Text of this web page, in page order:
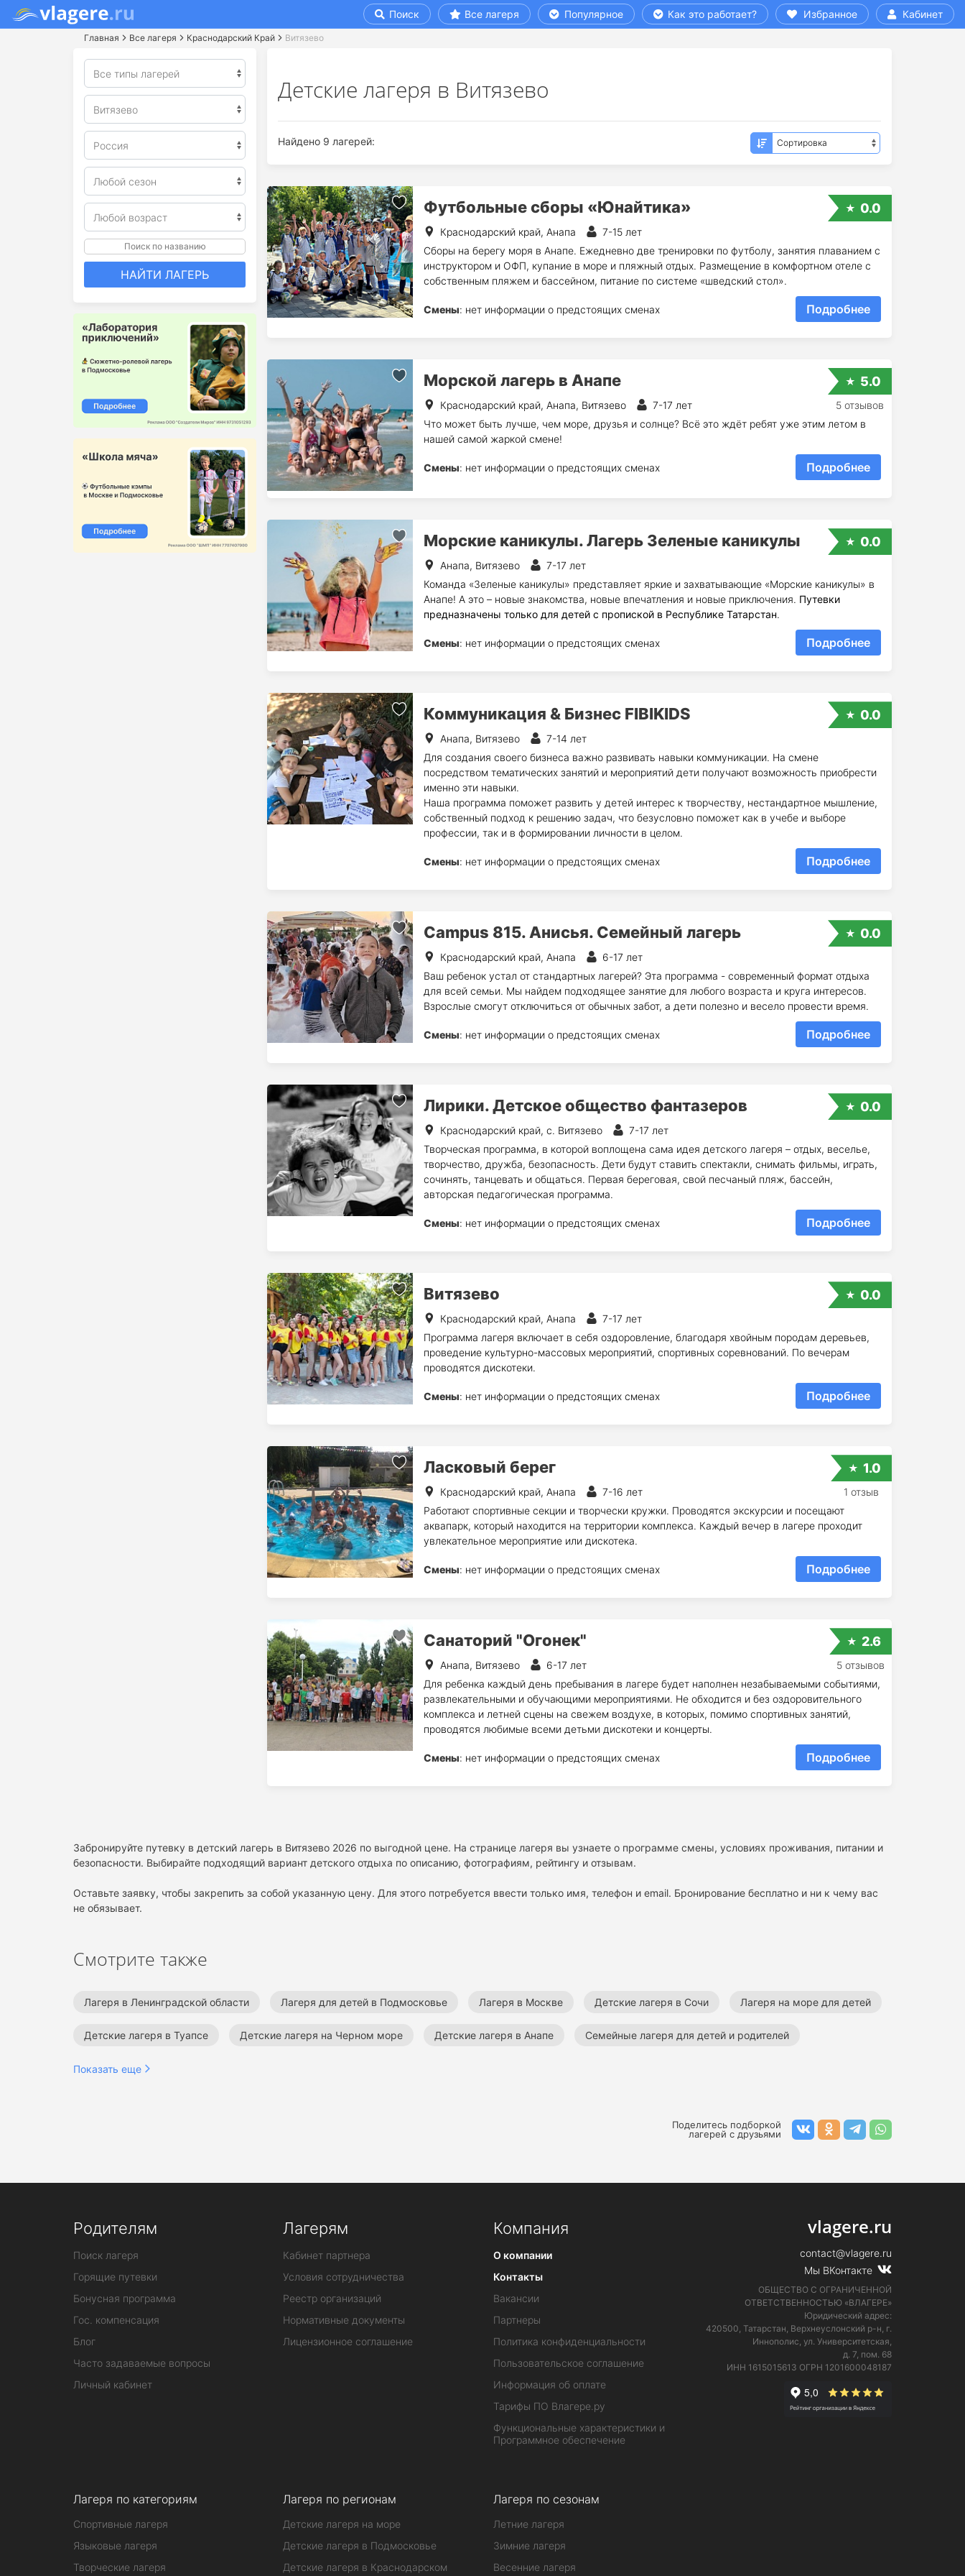
Поиск Все лагеря Популярное Как это работает? Избранное Кабинет
Главная Все лагеря Краснодарский Край Витязево
Поиск по названию
НАЙТИ ЛАГЕРЬ
Детские лагеря в Витязево
Найдено 9 лагерей:
Футбольные сборы «Юнайтика»
Краснодарский край, Анапа
7-15 лет
Сборы на берегу моря в Анапе. Ежедневно две тренировки по футболу, занятия плаванием с
инструктором и ОФП, купание в море и пляжный отдых. Размещение в комфортном отеле с
собственным пляжем и бассейном, питание по системе «шведский стол».
Смены: нет информации о предстоящих сменах Подробнее
0.0
Морской лагерь в Анапе
Краснодарский край, Анапа, Витязево
7-17 лет
Что может быть лучше, чем море, друзья и солнце? Всё это ждёт ребят уже этим летом в
нашей самой жаркой смене!
Смены: нет информации о предстоящих сменах Подробнее
5.0
5 отзывов
Морские каникулы. Лагерь Зеленые каникулы
Анапа, Витязево
7-17 лет
Команда «Зеленые каникулы» представляет яркие и захватывающие «Морские каникулы» в
Анапе! А это – новые знакомства, новые впечатления и новые приключения. Путевки
предназначены только для детей с пропиской в Республике Татарстан.
Смены: нет информации о предстоящих сменах Подробнее
0.0
Коммуникация & Бизнес FIBIKIDS
Анапа, Витязево
7-14 лет
Для создания своего бизнеса важно развивать навыки коммуникации. На смене
посредством тематических занятий и мероприятий дети получают возможность приобрести
именно эти навыки.
Наша программа поможет развить у детей интерес к творчеству, нестандартное мышление,
собственный подход к решению задач, что безусловно поможет как в учебе и выборе
профессии, так и в формировании личности в целом.
Смены: нет информации о предстоящих сменах Подробнее
0.0
Campus 815. Анисья. Семейный лагерь
Краснодарский край, Анапа
6-17 лет
Ваш ребенок устал от стандартных лагерей? Эта программа - современный формат отдыха
для всей семьи. Мы найдем подходящее занятие для любого возраста и круга интересов.
Взрослые смогут отключиться от обычных забот, а дети полезно и весело провести время.
Смены: нет информации о предстоящих сменах Подробнее
0.0
Лирики. Детское общество фантазеров
Краснодарский край, с. Витязево
7-17 лет
Творческая программа, в которой воплощена сама идея детского лагеря – отдых, веселье,
творчество, дружба, безопасность. Дети будут ставить спектакли, снимать фильмы, играть,
сочинять, танцевать и общаться. Первая береговая, свой песчаный пляж, бассейн,
авторская педагогическая программа.
Смены: нет информации о предстоящих сменах Подробнее
0.0
Витязево
Краснодарский край, Анапа
7-17 лет
Программа лагеря включает в себя оздоровление, благодаря хвойным породам деревьев,
проведение культурно-массовых мероприятий, спортивных соревнований. По вечерам
проводятся дискотеки.
Смены: нет информации о предстоящих сменах Подробнее
0.0
Ласковый берег
Краснодарский край, Анапа
7-16 лет
Работают спортивные секции и творчески кружки. Проводятся экскурсии и посещают
аквапарк, который находится на территории комплекса. Каждый вечер в лагере проходит
увлекательное мероприятие или дискотека.
Смены: нет информации о предстоящих сменах Подробнее
1.0
1 отзыв
Санаторий "Огонек"
Анапа, Витязево
6-17 лет
Для ребенка каждый день пребывания в лагере будет наполнен незабываемыми событиями,
развлекательными и обучающими мероприятиями. Не обходится и без оздоровительного
комплекса и летней сцены на свежем воздухе, в которых, помимо спортивных занятий,
проводятся любимые всеми детьми дискотеки и концерты.
Смены: нет информации о предстоящих сменах Подробнее
2.6
5 отзывов
Забронируйте путевку в детский лагерь в Витязево 2026 по выгодной цене. На странице лагеря вы узнаете о программе смены, условиях проживания, питании и
безопасности. Выбирайте подходящий вариант детского отдыха по описанию, фотографиям, рейтингу и отзывам.
Оставьте заявку, чтобы закрепить за собой указанную цену. Для этого потребуется ввести только имя, телефон и email. Бронирование бесплатно и ни к чему вас
не обязывает.
Смотрите также
Лагеря в Ленинградской области Лагеря для детей в Подмосковье Лагеря в Москве Детские лагеря в Сочи Лагеря на море для детей
Детские лагеря в Туапсе Детские лагеря на Черном море Детские лагеря в Анапе Семейные лагеря для детей и родителей
Детские языковые лагеря
Показать еще
Поделитесь подборкой
лагерей с друзьями
Родителям
Поиск лагеря
Горящие путевки
Бонусная программа
Гос. компенсация
Блог
Часто задаваемые вопросы
Личный кабинет
Лагерям
Кабинет партнера
Условия сотрудничества
Реестр организаций
Нормативные документы
Лицензионное соглашение
Компания
О компании
Контакты
Вакансии
Партнеры
Политика конфиденциальности
Пользовательское соглашение
Информация об оплате
Тарифы ПО Влагере.ру
Функциональные характеристики и
Программное обеспечение
Лагеря по категориям
Спортивные лагеря
Языковые лагеря
Творческие лагеря
Лагеря по регионам
Детские лагеря на море
Детские лагеря в Подмосковье
Детские лагеря в Краснодарском
Лагеря по сезонам
Летние лагеря
Зимние лагеря
Весенние лагеря
vlagere.ru
contact@vlagere.ru
Мы ВКонтакте
ОБЩЕСТВО С ОГРАНИЧЕННОЙ
ОТВЕТСТВЕННОСТЬЮ «ВЛАГЕРЕ»
Юридический адрес:
420500, Татарстан, Верхнеуслонский р-н, г.
Иннополис, ул. Университетская,
д. 7, пом. 68
ИНН 1615015613 ОГРН 1201600048187